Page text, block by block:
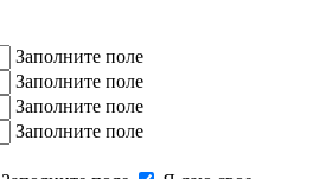
Заполните поле
Заполните поле
Заполните поле
Заполните поле